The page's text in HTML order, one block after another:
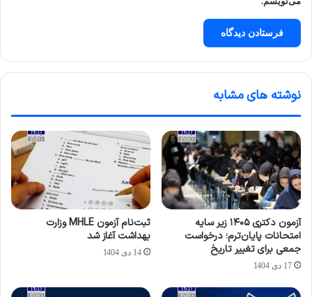
نوشته های مشابه
آزمون دکتری ۱۴۰۵ زیر سایه
امتحانات پایان‌ترم؛ درخواست
جمعی برای تغییر تاریخ
17 دی 1404
ثبت‌نام آزمون MHLE وزارت
بهداشت آغاز شد
14 دی 1404